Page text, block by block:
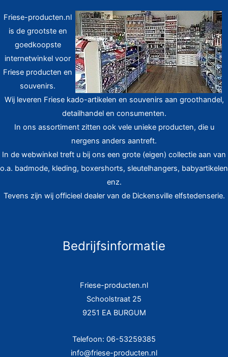
Friese-producten.nl
is de grootste en
goedkoopste
internetwinkel voor
Friese producten en
souvenirs.
Wij leveren Friese kado-artikelen en souvenirs aan groothandel,
detailhandel en consumenten.
In ons assortiment zitten ook vele unieke producten, die u
nergens anders aantreft.
In de webwinkel treft u bij ons een grote (eigen) collectie aan van
o.a. badmode, kleding, boxershorts, sleutelhangers, babyartikelen
enz.
Tevens zijn wij officieel dealer van de Dickensville elfstedenserie.
Bedrijfsinformatie
Friese-producten.nl
Schoolstraat 25
9251 EA BURGUM
Telefoon: 06-53259385
info@friese-producten.nl